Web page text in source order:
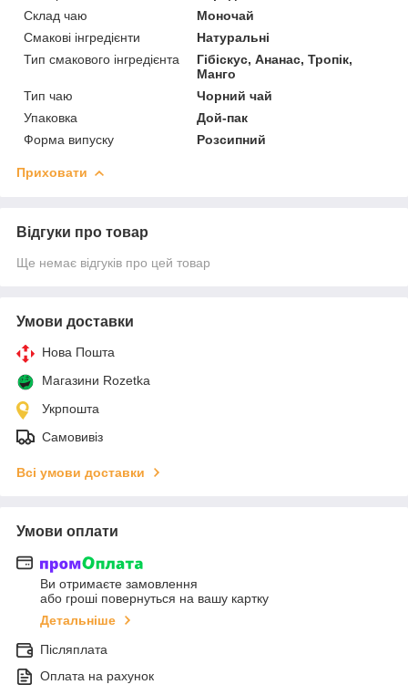
Склад чаю
Моночай
Смакові інгредієнти
Натуральні
Тип смакового інгредієнта
Гібіскус, Ананас, Тропік,
Манго
Тип чаю
Чорний чай
Упаковка
Дой-пак
Форма випуску
Розсипний
Приховати
Відгуки про товар
Ще немає відгуків про цей товар
Умови доставки
Нова Пошта
Магазини Rozetka
Укрпошта
Самовивіз
Всі умови доставки
Умови оплати
Ви отримаєте замовлення
або гроші повернуться на вашу картку
Детальніше
Післяплата
Оплата на рахунок